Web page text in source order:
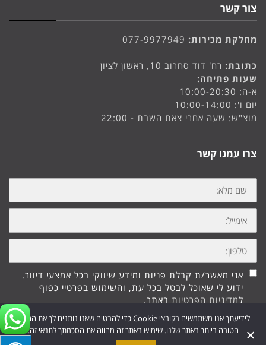
צור קשר
מחלקת מכירות: 077-9977949
כתובת: רח' דוד סחרוב 10, ראשון לציון
שעות פתיחה:
א-ה: 10:00-20:30
יום ו': 10:00-14:00
מוצ"ש: שעה אחרי צאת השבת - 22:00
צרו עמנו קשר
שם
מלא:
אימייל:
טלפון:
אני מאשר/ת קבלת פניות ומידע שיווקי בכל אמצעי דיוור.
ידוע לי שאוכל לבטל בכל עת, והשימוש בפרטיי כפוף
למדיניות הפרטיות באתר.
שליחה
לידיעתך אנו משתמשים בקובצי Cookie כדי להבטיח שאנו נותנים לך את החוויה
הטובה ביותר באתר שלנו. שימוש באתר זה מהווה את הסכמתך לתנאי זה.